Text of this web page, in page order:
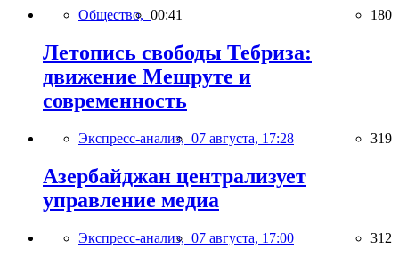
Общество, 00:41 180
Летопись свободы Тебриза:
движение Мешруте и
современность
Экспресс-анализ, 07 августа, 17:28 319
Азербайджан централизует
управление медиа
Экспресс-анализ, 07 августа, 17:00 312